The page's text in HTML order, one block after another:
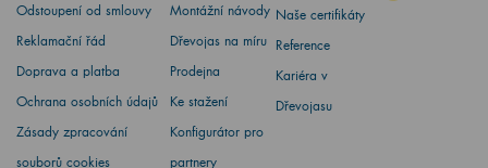
Odstoupení od smlouvy
Reklamační řád
Doprava a platba
Ochrana osobních údajů
Zásady zpracování
souborů cookies
Montážní návody
Dřevojas na míru
Prodejna
Ke stažení
Konfigurátor pro
partnery
Naše certifikáty
Reference
Kariéra v
Dřevojasu